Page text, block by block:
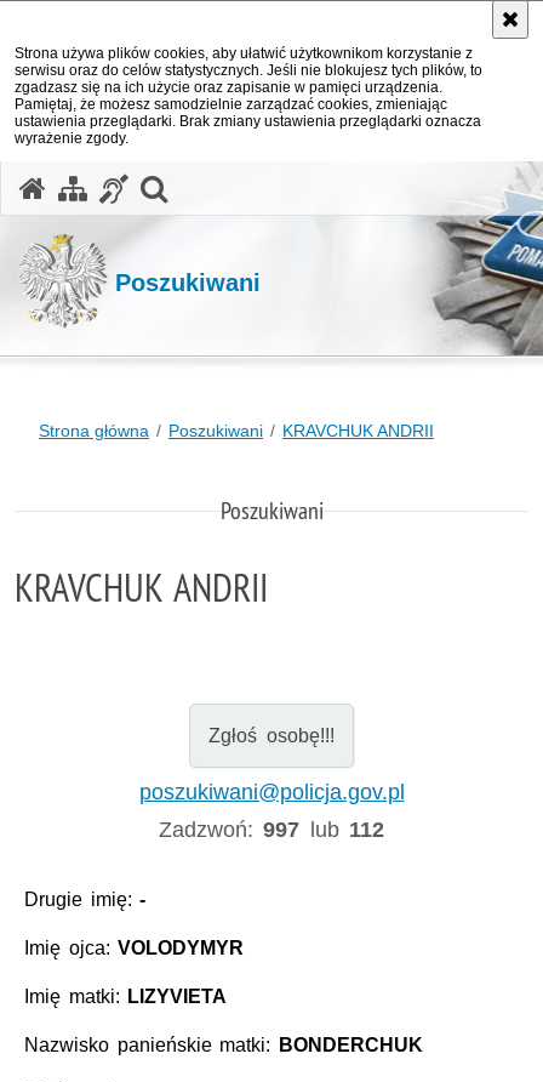
Strona używa plików cookies, aby ułatwić użytkownikom korzystanie z
serwisu oraz do celów statystycznych. Jeśli nie blokujesz tych plików, to
zgadzasz się na ich użycie oraz zapisanie w pamięci urządzenia.
Pamiętaj, że możesz samodzielnie zarządzać cookies, zmieniając
ustawienia przeglądarki. Brak zmiany ustawienia przeglądarki oznacza
wyrażenie zgody.
Poszukiwani
Strona główna Poszukiwani KRAVCHUK ANDRII
Poszukiwani
KRAVCHUK ANDRII
Zgłoś osobę!!!
poszukiwani@policja.gov.pl
Zadzwoń:997 lub 112
Drugie imię:-
Imię ojca:VOLODYMYR
Imię matki: LIZYVIETA
Nazwisko panieńskie matki: BONDERCHUK